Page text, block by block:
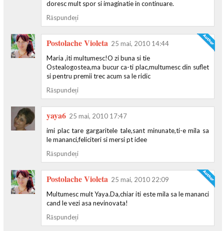
doresc mult spor si imaginatie in continuare.
Răspundeți
Postolache Violeta 25 mai, 2010 14:44
Maria ,iti multumesc!O zi buna si tie
Ostealogostea,ma bucur ca-ti plac,multumesc din suflet
si pentru premii trec acum sa le ridic
Răspundeți
yaya6 25 mai, 2010 17:47
imi plac tare gargaritele tale,sant minunate,ti-e mila sa
le mananci,feliciteri si mersi pt idee
Răspundeți
Postolache Violeta 25 mai, 2010 22:09
Multumesc mult Yaya.Da,chiar iti este mila sa le mananci
cand le vezi asa nevinovata!
Răspundeți